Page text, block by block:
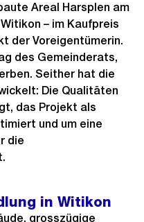
Areal Harsplen am
– im Kaufpreis
der Voreigentümerin.
des Gemeinderats,
Seither hat die
Die Qualitäten
das Projekt als
und um eine
die
in Witikon
grosszügige